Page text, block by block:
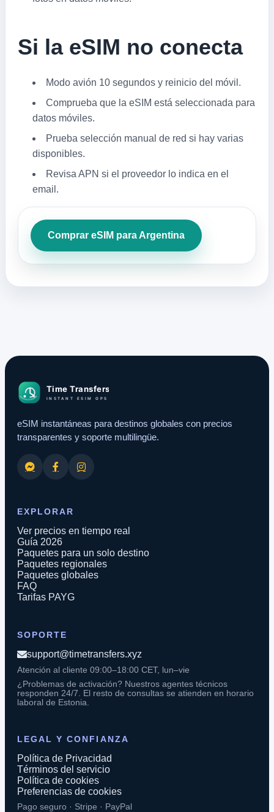
Si la eSIM no conecta
Modo avión 10 segundos y reinicio del móvil.
Comprueba que la eSIM está seleccionada para
datos móviles.
Prueba selección manual de red si hay varias
disponibles.
Revisa APN si el proveedor lo indica en el
email.
Comprar eSIM para Argentina
eSIM instantáneas para destinos globales con precios
transparentes y soporte multilingüe.
EXPLORAR
Ver precios en tiempo real
Guía 2026
Paquetes para un solo destino
Paquetes regionales
Paquetes globales
FAQ
Tarifas PAYG
SOPORTE
support@timetransfers.xyz
Atención al cliente 09:00–18:00 CET, lun–vie
¿Problemas de activación? Nuestros agentes técnicos
responden 24/7. El resto de consultas se atienden en horario
laboral de Estonia.
LEGAL Y CONFIANZA
Política de Privacidad
Términos del servicio
Política de cookies
Preferencias de cookies
Pago seguro · Stripe · PayPal